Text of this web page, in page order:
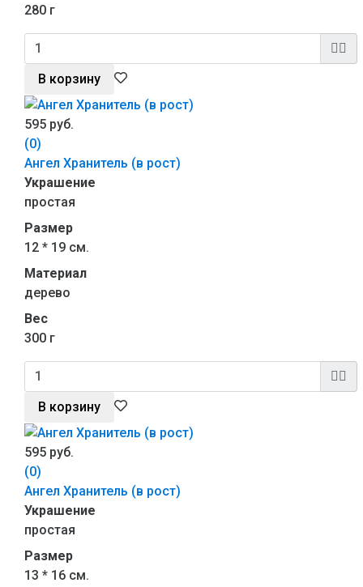
280 г
В корзину
595 руб.
(0)
Ангел Хранитель (в рост)
Украшение
простая
Размер
12 * 19 см.
Материал
дерево
Вес
300 г
В корзину
595 руб.
(0)
Ангел Хранитель (в рост)
Украшение
простая
Размер
13 * 16 см.